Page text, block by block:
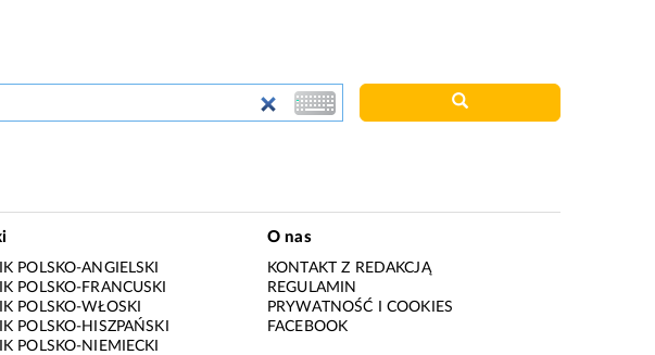
POLSKO-ANGIELSKI
POLSKO-FRANCUSKI
POLSKO-WŁOSKI
POLSKO-HISZPAŃSKI
POLSKO-NIEMIECKI
O nas
KONTAKT Z REDAKCJĄ
REGULAMIN
PRYWATNOŚĆ I COOKIES
FACEBOOK